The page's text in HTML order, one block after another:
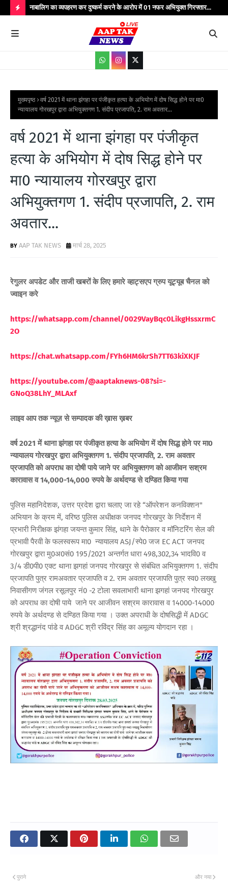
O
S
नाबालिग का व्यपहरण कर दुष्कर्म करने के आरोप में 01 नफर अभियुक्त गिरफ्तार...
मुख्यपृष्ठ
वर्ष 2021 में थाना झंगहा पर पंजीकृत हत्या के अभियोग में दोष सिद्ध होने पर मा0
न्यायालय गोरखपुर द्वारा अभियुक्तगण 1. संदीप प्रजापति, 2. राम अवतार...
वर्ष 2021 में थाना झंगहा पर पंजीकृत
हत्या के अभियोग में दोष सिद्ध होने पर
मा0 न्यायालय गोरखपुर द्वारा
अभियुक्तगण 1. संदीप प्रजापति, 2. राम
अवतार...
AAP TAK NEWS मार्च 28, 2025
रेगुलर अपडेट और ताजी खबरों के लिए हमारे व्हाट्सएप ग्रुप यूट्यूब चैनल को
ज्वाइन करे
https://whatsapp.com/channel/0029VayBqc0LikgHssxrmC
2O
https://chat.whatsapp.com/FYh6HM6krSh7TT63kiXKJF
https://youtube.com/@aaptaknews-08?si=-
GNoQ38LhY_MLAxf
लाइव आप तक न्यूज़ से सम्पादक की ख़ास ख़बर
वर्ष 2021 में थाना झंगहा पर पंजीकृत हत्या के अभियोग में दोष सिद्ध होने पर मा0
न्यायालय गोरखपुर द्वारा अभियुक्तगण 1. संदीप प्रजापति, 2. राम अवतार
प्रजापति को अपराध का दोषी पाये जाने पर अभियुक्तगण को आजीवन सश्रम
कारावास व 14,000-14,000 रुपये के अर्थदण्ड से दण्डित किया गया
पुलिस महानिदेशक, उत्तर प्रदेश द्वारा चलाए जा रहे “ऑपरेशन कनविक्शन"
अभियान के क्रम में, वरिष्ठ पुलिस अधीक्षक जनपद गोरखपुर के निर्देशन में
प्रभारी निरीक्षक झंगहा जयन्त कुमार सिंह, थाने के पैरोकार व मॉनिटरिंग सेल की
प्रभावी पैरवी के फलस्वरूप मा0 न्यायालय ASJ/स्पे0 जज EC ACT जनपद
गोरखपुर द्वारा मु0अ0सं0 195/2021 अन्तर्गत धारा 498,302,34 भादवि0 व
3/4 डी0पी0 एक्ट थाना झगहां जनपद गोरखपुर से संबंधित अभियुक्तगण 1. संदीप
प्रजापति पुत्र रामअवतार प्रजापति व 2. राम अवतार प्रजापति पुत्र स्व0 लख्खु
निवासीगण जंगल रसूलपुर नं0 -2 टोला सवलाभारी थाना झगहां जनपद गोरखपुर
को अपराध का दोषी पाये जाने पर आजीवन सश्रम कारावास व 14000-14000
रुपये के अर्थदण्ड से दण्डित किया गया । उक्त अपराधी के दोषसिद्धी में ADGC
श्री श्रद्धानंद पांडे व ADGC श्री रविंद्र सिंह का अमूल्य योगदान रहा ।
और नया
पुराने